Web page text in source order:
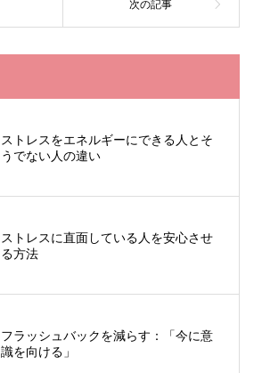
ストレスをエネルギーにできる人とそ
うでない人の違い
ストレスに直面している人を安心させ
る方法
フラッシュバックを減らす：「今に意
識を向ける」